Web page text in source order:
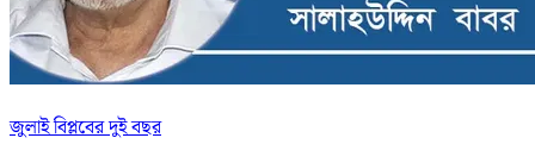
জুলাই বিপ্লবের দুই বছর